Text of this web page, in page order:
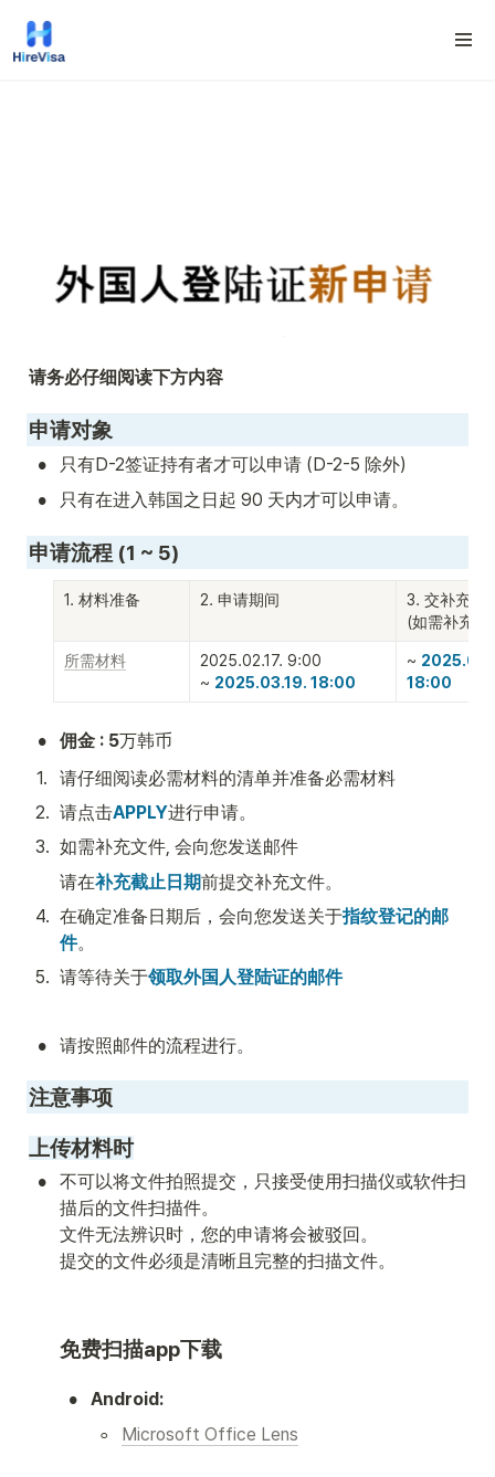
请务必仔细阅读下方内容
申请对象
• 只有D-2签证持有者才可以申请 (D-2-5 除外)
• 只有在进入韩国之日起 90 天内才可以申请。
申请流程 (1 ~ 5)
1. 材料准备 2. 申请期间
3. 交补充文
(如需补充文
所需材料
2025.02.17. 9:00
~ 2025.03.19. 18:00
~
18:00
• 佣金 : 5万韩币
1.
请仔细阅读必需材料的清单并准备必需材料
2. 请点击APPLY进行申请。
3. 如需补充文件, 会向您发送邮件
请在补充截止日期前提交补充文件。
4. 在确定准备日期后，会向您发送关于指纹登记的邮
件。
5. 请等待关于领取外国人登陆证的邮件
• 请按照邮件的流程进行。
注意事项
上传材料时
•
不可以将文件拍照提交，只接受使用扫描仪或软件扫
描后的文件扫描件。
文件无法辨识时，您的申请将会被驳回。
提交的文件必须是清晰且完整的扫描文件。
免费扫描app下载
• Android:
◦ Microsoft Office Lens